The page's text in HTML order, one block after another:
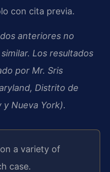
con cita previa.
anteriores no
Los resultados
por Mr. Sris
Distrito de
y Nueva York).
a variety of
case.